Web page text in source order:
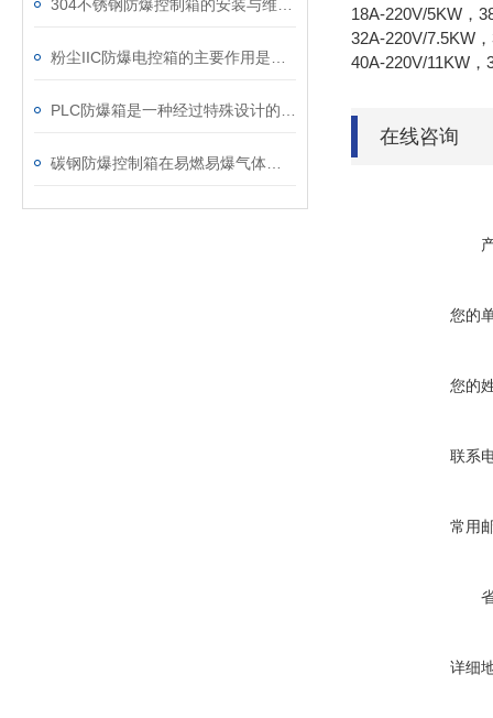
18A-220V/5KW，
32A-220V/7.5KW
40A-220V/11KW，
在线咨询
您的
您的
联系
常用
详细